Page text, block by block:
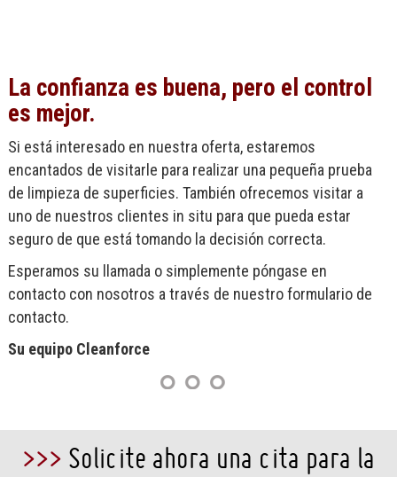
La confianza es buena, pero el control
es mejor.
Si está interesado en nuestra oferta, estaremos
encantados de visitarle para realizar una pequeña prueba
de limpieza de superficies. También ofrecemos visitar a
uno de nuestros clientes in situ para que pueda estar
seguro de que está tomando la decisión correcta.
Esperamos su llamada o simplemente póngase en
contacto con nosotros a través de nuestro formulario de
contacto.
Su equipo Cleanforce
>>> Solicite ahora una cita para la